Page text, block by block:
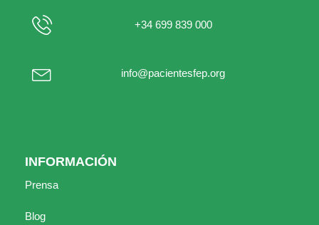
+34 699 839 000
info@pacientesfep.org
INFORMACIÓN
Prensa
Blog